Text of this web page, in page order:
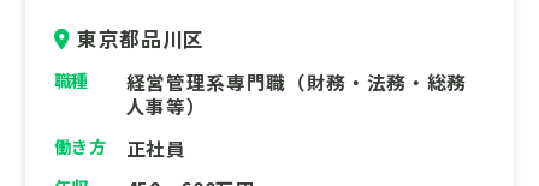
東京都品川区
職種
経営管理系専門職（財務・法務・総務
人事等）
働き方 正社員